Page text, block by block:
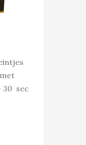
30 sec